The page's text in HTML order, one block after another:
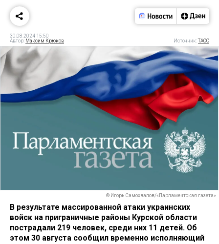
30.08.2024 15:50
Автор: Максим Крюков Источник:ТАСС
© Игорь Самохвалов/«Парламентская газета»
В результате массированной атаки украинских
войск на приграничные районы Курской области
пострадали 219 человек, среди них 11 детей. Об
этом 30 августа сообщил временно исполняющий